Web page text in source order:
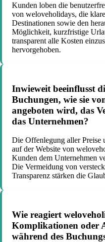
Kunden loben die
von weloveholidays, die
Destinationen sowie den
Möglichkeit, kurzfristige
transparent alle Kosten
hervorgehoben.
Inwieweit beeinflusst
Buchungen, wie sie
angeboten wird, das
das Unternehmen?
Die Offenlegung aller Preise
auf der Website von
Kunden dem Unternehmen
Die Vermeidung von
Transparenz stärken die
Wie reagiert
Komplikationen oder
während des